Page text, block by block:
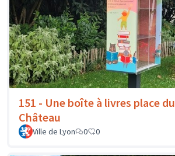
151 - Une boîte à livres place du
Château
Ville de Lyon 0 0